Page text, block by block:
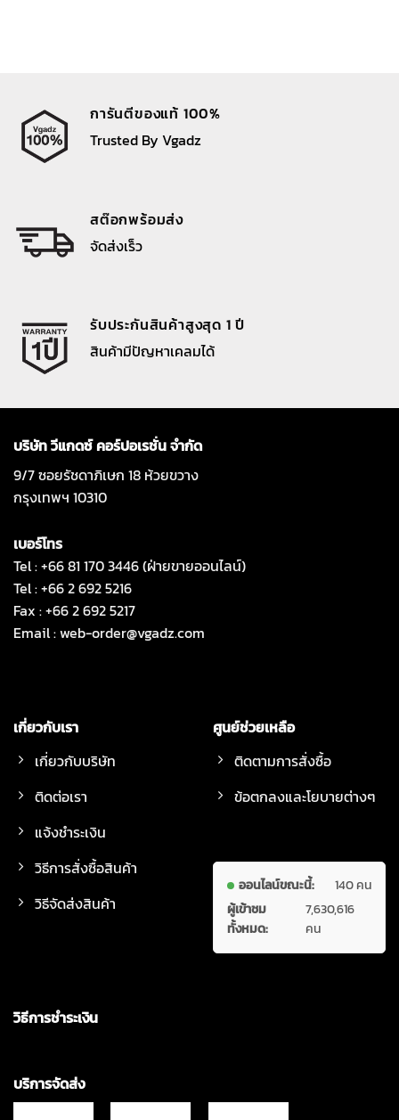
การันตีของแท้ 100%
Trusted By Vgadz
สต๊อกพร้อมส่ง
จัดส่งเร็ว
รับประกันสินค้าสูงสุด 1 ปี
สินค้ามีปัญหาเคลมได้
บริษัท วีแกดซ์ คอร์ปอเรชั่น จำกัด
9/7 ซอยรัชดาภิเษก 18 ห้วยขวาง
กรุงเทพฯ 10310
เบอร์โทร
Tel : +66 81 170 3446 (ฝ่ายขายออนไลน์)
Tel : +66 2 692 5216
Fax : +66 2 692 5217
Email :web-order@vgadz.com
เกี่ยวกับเรา
เกี่ยวกับบริษัท
ติดต่อเรา
แจ้งชำระเงิน
วิธีการสั่งซื้อสินค้า
วิธีจัดส่งสินค้า
ศูนย์ช่วยเหลือ
ติดตามการสั่งซื้อ
ข้อตกลงและโยบายต่างๆ
ออนไลน์ขณะนี้:
140 คน
ผู้เข้าชม
ทั้งหมด:
7,630,616
คน
วิธีการชำระเงิน
บริการจัดส่ง